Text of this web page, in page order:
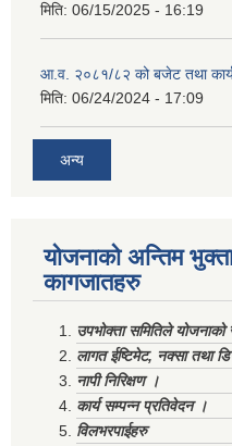
मिति: 06/15/2025 - 16:19
आ.व. २०८१/८२ को बजेट तथा
मिति: 06/24/2024 - 17:09
अन्य
योजनाको अन्तिम
कागजातहरु
उपभोक्ता समितिले
लागत ईष्टिमेट, नक्सा तथा
नापी निरिक्षण ।
कार्य सम्पन्न प्रतिवेदन ।
विलभरपाईहरु